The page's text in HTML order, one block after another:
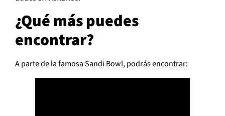
¿Qué más puedes
encontrar?
A parte de la famosa Sandi Bowl, podrás encontrar: